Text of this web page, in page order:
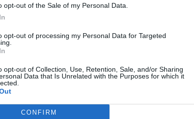
opt-out of the Sale of my Personal Data.
opt-out of processing my Personal Data for Targeted
opt-out of Collection, Use, Retention, Sale, and/or Sharing
Data that Is Unrelated with the Purposes for which it
CONFIRM
tartalmazza:
elmúlt 2 év napon belüli
Előfizetés
VAGY? BEJELENTKEZÉS